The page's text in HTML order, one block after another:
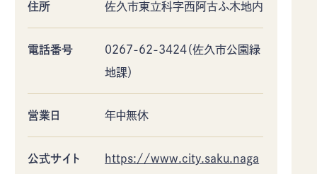
住所 佐久市東立科字西阿古ふ木地内
電話番号
0267-62-3424（佐久市公園緑
地課）
営業日 年中無休
公式サイト
https://www.city.saku.naga